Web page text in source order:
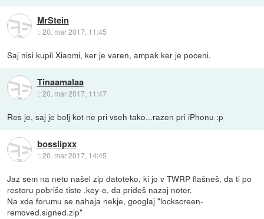
MrStein
::20. mar 2017, 11:45
Saj nisi kupil Xiaomi, ker je varen, ampak ker je poceni.
Tinaamalaa
::20. mar 2017, 11:47
Res je, saj je bolj kot ne pri vseh tako...razen pri iPhonu :p
bosslipxx
::20. mar 2017, 14:45
Jaz sem na netu našel zip datoteko, ki jo v TWRP flašneš, da ti po
restoru pobriše tiste .key-e, da prideš nazaj noter.
Na xda forumu se nahaja nekje, googlaj "lockscreen-
removed.signed.zip"